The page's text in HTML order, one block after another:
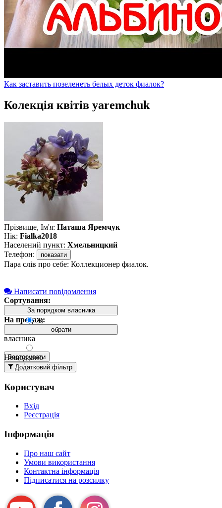
Как заставить позеленеть белых деток фиалок?
Колекція квітів yaremchuk
Прізвище, Ім'я: Наташа Яремчук
Нік: Fialka2018
Населений пункт: Хмельницкий
Телефон:
показати
Пара слів про себе: Коллекционер фиалок.
Написати повідомлення
Сортування:
За порядком власника
За
власника
Нещодавно
додані
вгорі
Давно
додані
За
назвою А-
Я
назвою Я-
На продаж:
обрати
Застосувати
Додатковий фільтр
Користувач
Вхід
Реєстрація
Інформація
Про наш сайт
Умови використання
Контактна інформація
Підписатися на розсилку